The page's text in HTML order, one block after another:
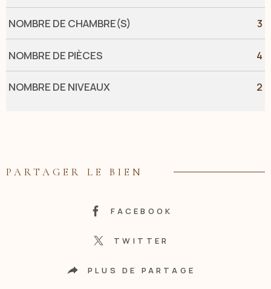
NOMBRE DE CHAMBRE(S) 3
NOMBRE DE PIÈCES 4
NOMBRE DE NIVEAUX 2
PARTAGER LE BIEN
FACEBOOK
TWITTER
PLUS DE PARTAGE